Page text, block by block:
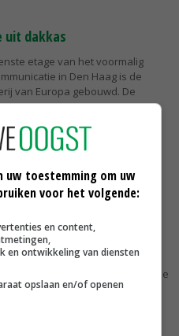
uit dakkas
etage van het voormalig
in Den Haag is de
van Europa gebouwd. De
masterclass
boeren en tuinders uit de
willen afzetten in de stad
gezelliger´
ingezet als een middel om de
wetenschapster Esther
relaties tussen
uw toestemming om uw
voor het volgende:
en content,
en ontwikkeling van diensten
opslaan en/of openen